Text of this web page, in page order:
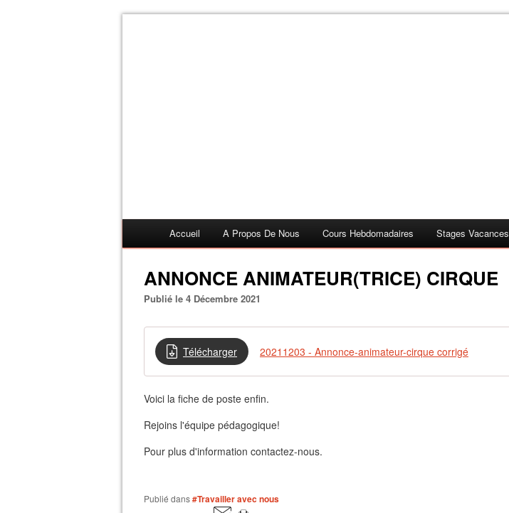
Accueil A Propos De Nous Cours Hebdomadaires Stages Vacances
ANNONCE ANIMATEUR(TRICE) CIRQUE
Publié le 4 Décembre 2021
Télécharger 20211203 - Annonce-animateur-cirque corrigé
Voici la fiche de poste enfin.
Rejoins l'équipe pédagogique!
Pour plus d'information contactez-nous.
Publié dans#Travailler avec nous